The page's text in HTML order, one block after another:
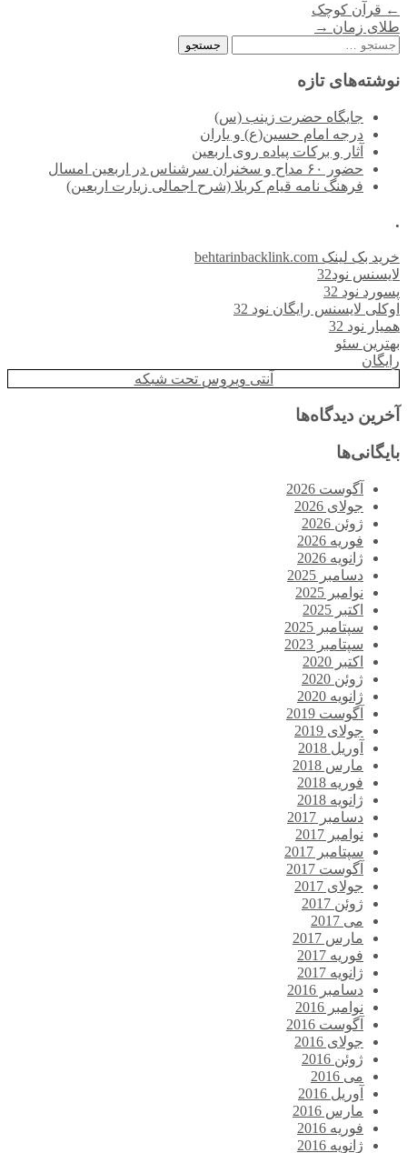
← قرآن کوچک
طلای زمان →
جستجو
نوشته‌های تازه
جایگاه حضرت زینب (س)
درجه امام حسین(ع) و یاران
آثار و برکات پیاده روی اربعین
حضور ۶۰ مداح و سخنران سرشناس در اربعین امسال
فرهنگ نامه قیام کربلا (شرح اجمالی زیارت اربعین)
.
خرید بک لینک behtarinbacklink.com
لایسنس نود32
پسورد نود 32
اوکلی لایسنس رایگان نود 32
همیار نود 32
بهترین سئو
رایگان
آنتی ویروس تحت شبکه
آخرین دیدگاه‌ها
بایگانی‌ها
آگوست 2026
جولای 2026
ژوئن 2026
فوریه 2026
ژانویه 2026
دسامبر 2025
نوامبر 2025
اکتبر 2025
سپتامبر 2025
سپتامبر 2023
اکتبر 2020
ژوئن 2020
ژانویه 2020
آگوست 2019
جولای 2019
آوریل 2018
مارس 2018
فوریه 2018
ژانویه 2018
دسامبر 2017
نوامبر 2017
سپتامبر 2017
آگوست 2017
جولای 2017
ژوئن 2017
می 2017
مارس 2017
فوریه 2017
ژانویه 2017
دسامبر 2016
نوامبر 2016
آگوست 2016
جولای 2016
ژوئن 2016
می 2016
آوریل 2016
مارس 2016
فوریه 2016
ژانویه 2016